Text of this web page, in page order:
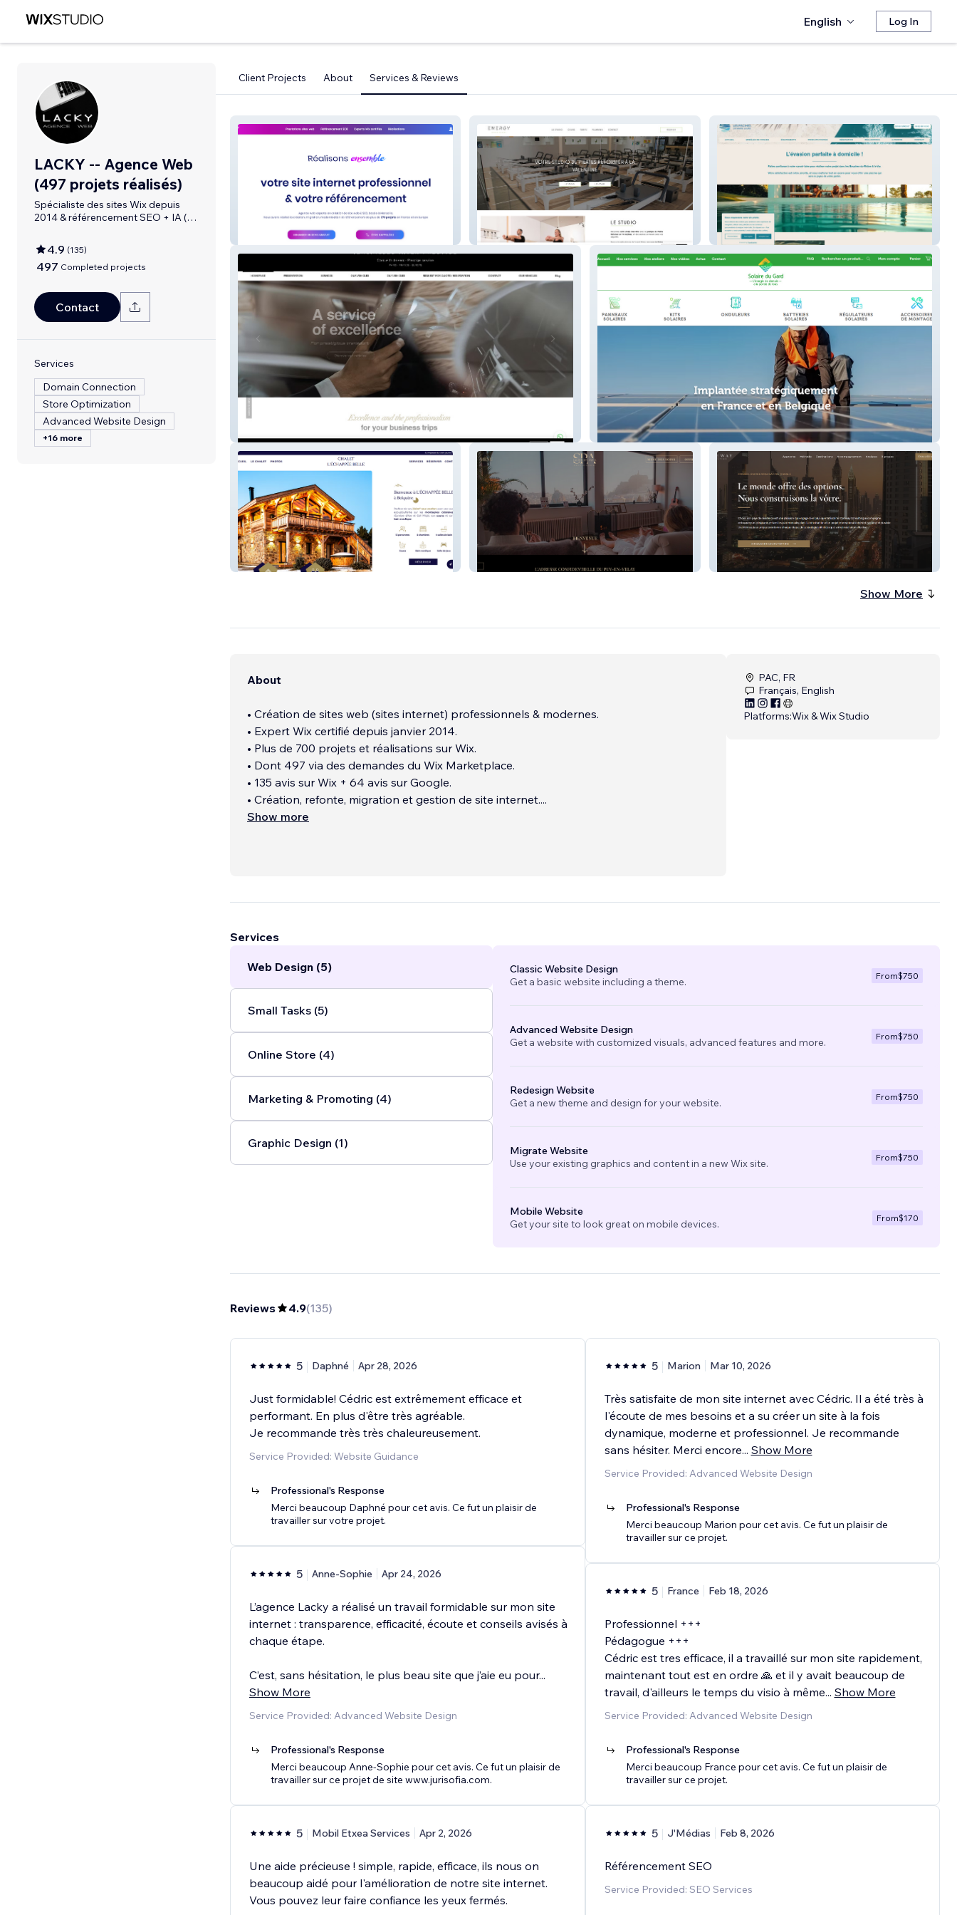
English Log In
LACKY -- Agence Web
(497 projets réalisés)
Spécialiste des sites Wix depuis
2014 & référencement SEO + IA (
4.9 (135)
497 Completed projects
Contact
Services
Domain Connection
Store Optimization
Advanced Website Design
+16 more
Client Projects About Services & Reviews
Energy Studio Pilates Les Piscines De Marie Laure
VERSAILLES INTER PRESTIGE SOLAIRE DU GARD
CHALET ÉCHAPPÉE BELLE Le Spa Le Mont Anis COREWAY CONSULTING
Show More
About
• Création de sites web (sites internet) professionnels & modernes.
• Expert Wix certifié depuis janvier 2014.
• Plus de 700 projets et réalisations sur Wix.
• Dont 497 via des demandes du Wix Marketplace.
• 135 avis sur Wix + 64 avis sur Google.
• Création, refonte, migration et gestion de site internet....
Show more
PAC, FR
Français, English
Platforms:Wix & Wix Studio
Services
Web Design (5)
Small Tasks (5)
Online Store (4)
Marketing & Promoting (4)
Graphic Design (1)
Classic Website Design
Get a basic website including a theme.
From$750
Advanced Website Design
Get a website with customized visuals, advanced features and more.
From$750
Redesign Website
Get a new theme and design for your website.
From$750
Migrate Website
Use your existing graphics and content in a new Wix site.
From$750
Mobile Website
Get your site to look great on mobile devices.
From$170
Reviews 4.9(135)
5 Daphné Apr 28, 2026
Just formidable! Cédric est extrêmement efficace et
performant. En plus d'être très agréable.
Je recommande très très chaleureusement.
Service Provided: Website Guidance
Professional's Response
Merci beaucoup Daphné pour cet avis. Ce fut un plaisir de
travailler sur votre projet.
5 Anne-Sophie Apr 24, 2026
L’agence Lacky a réalisé un travail formidable sur mon site
internet : transparence, efficacité, écoute et conseils avisés à
chaque étape.
C’est, sans hésitation, le plus beau site que j’aie eu pour...
Show More
Service Provided: Advanced Website Design
Professional's Response
Merci beaucoup Anne-Sophie pour cet avis. Ce fut un plaisir de
travailler sur ce projet de site www.jurisofia.com.
5 Mobil Etxea Services Apr 2, 2026
Une aide précieuse ! simple, rapide, efficace, ils nous on
beaucoup aidé pour l'amélioration de notre site internet.
Vous pouvez leur faire confiance les yeux fermés.
5 Marion Mar 10, 2026
Très satisfaite de mon site internet avec Cédric. Il a été très à
l'écoute de mes besoins et a su créer un site à la fois
dynamique, moderne et professionnel. Je recommande
sans hésiter. Merci encore... Show More
Service Provided: Advanced Website Design
Professional's Response
Merci beaucoup Marion pour cet avis. Ce fut un plaisir de
travailler sur ce projet.
5 France Feb 18, 2026
Professionnel +++
Pédagogue +++
Cédric est tres efficace, il a travaillé sur mon site rapidement,
maintenant tout est en ordre 🙏 et il y avait beaucoup de
travail, d'ailleurs le temps du visio à même... Show More
Service Provided: Advanced Website Design
Professional's Response
Merci beaucoup France pour cet avis. Ce fut un plaisir de
travailler sur ce projet.
5 J'Médias Feb 8, 2026
Référencement SEO
Service Provided: SEO Services